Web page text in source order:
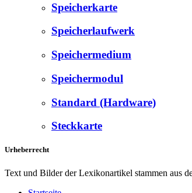
Speicherkarte
Speicherlaufwerk
Speichermedium
Speichermodul
Standard (Hardware)
Steckkarte
Urheberrecht
Text und Bilder der Lexikonartikel stammen aus